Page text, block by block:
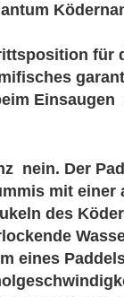
für
Einsaugen
nein. Der
mit einer
des
eines